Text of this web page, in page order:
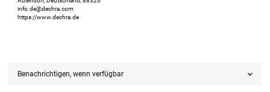
info.de@dechra.com
https://www.dechra.de
Benachrichtigen, wenn verfügbar